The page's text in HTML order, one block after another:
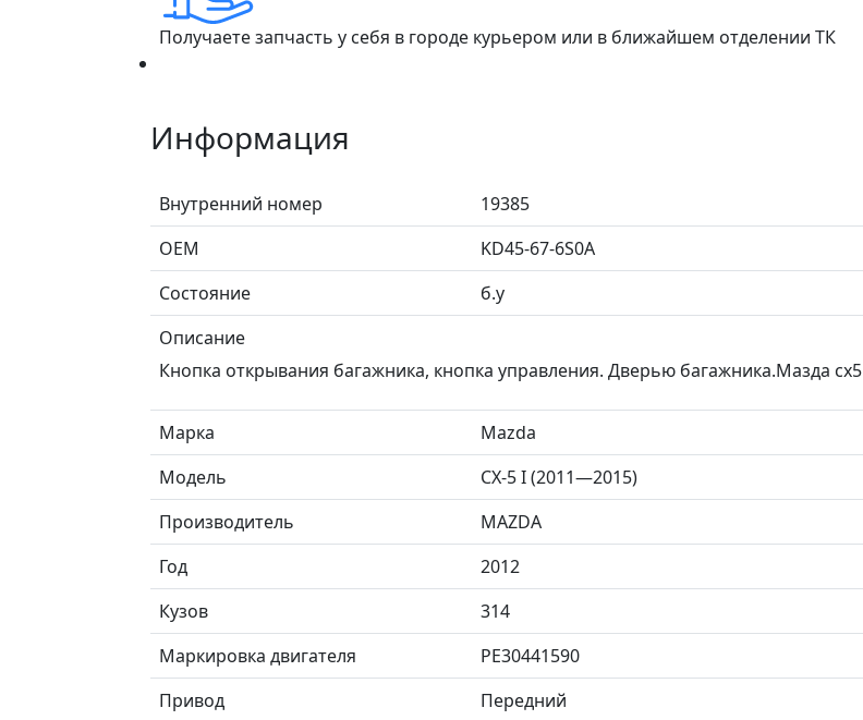
Получаете запчасть у себя в городе курьером или в ближайшем отделении ТК
Информация
Внутренний номер
19385
ОЕМ
KD45-67-6S0A
Состояние
б.у
Описание
Кнопка открывания багажника, кнопка управления. Дверью багажника.Мазда сх5
Марка
Mazda
Модель
CX-5 I (2011—2015)
Производитель
MAZDA
Год
2012
Кузов
314
Маркировка двигателя
PE30441590
Привод
Передний